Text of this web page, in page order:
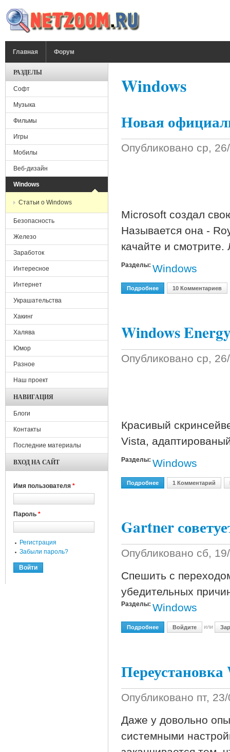
Главная Форум
Windows
Новая
Опубликовано ср,
Microsoft создал
Называется она -
качайте и
Разделы: Windows
Подробнее О Новая Официальная
10 Комментариев
Windows
Опубликовано ср,
Красивый
Vista,
Разделы: Windows
Подробнее О Windows Energy
1 Комментарий
Gartner
Опубликовано сб,
Спешить с
убедительных
Разделы: Windows
Подробнее О Gartner Советует
Войдите или
Опубликовано пт,
Даже у довольно
системными
РАЗДЕЛЫ
Софт
Музыка
Фильмы
Игры
Мобилы
Веб-дизайн
Windows
Статьи о Windows
Безопасность
Железо
Заработок
Интересное
Интернет
Украшательства
Хакинг
Халява
Юмор
Разное
Наш проект
НАВИГАЦИЯ
Блоги
Контакты
Последние материалы
ВХОД НА САЙТ
Имя пользователя *
Пароль *
Регистрация
Забыли пароль?